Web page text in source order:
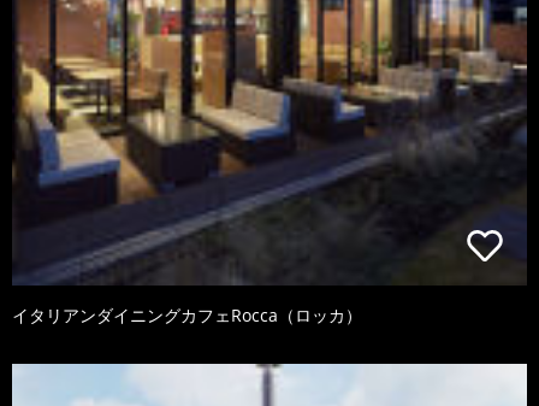
イタリアンダイニングカフェRocca（ロッカ）